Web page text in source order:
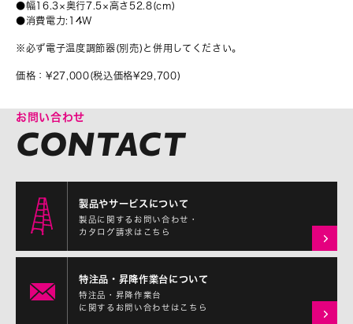
●幅16.3×奥行7.5×高さ52.8(cm)
●消費電力:14W
※必ず電子温度調節器(別売)と併用してください。
価格：¥27,000(税込価格¥29,700)
お問い合わせ
製品やサービスについて
製品に関するお問い合わせ・
カタログ請求はこちら
特注品・昇降作業台について
特注品・昇降作業台
に関するお問い合わせはこちら